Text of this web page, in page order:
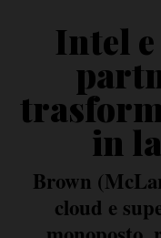
Intel
in
Brown
cloud e